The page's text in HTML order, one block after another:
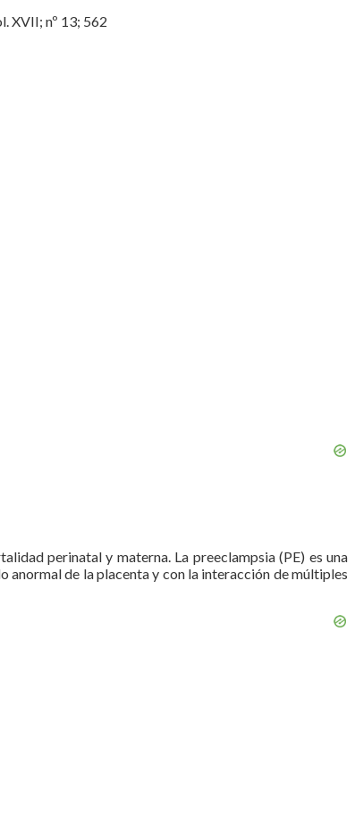
XVII; nº 13; 562
perinatal y materna. La preeclampsia (PE) es una
anormal de la placenta y con la interacción de múltiples